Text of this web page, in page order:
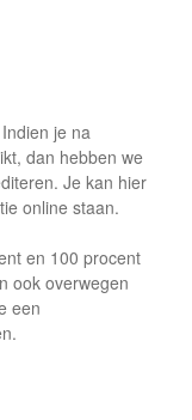
je na
dan hebben we
Je kan hier
online staan.
en 100 procent
ook overwegen
een